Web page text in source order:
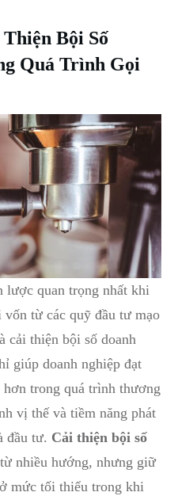
Bội Số
Quá Trình Gọi
lược quan trọng nhất khi
từ các quỹ đầu tư mạo
cải thiện bội số doanh
giúp doanh nghiệp đạt
trong quá trình thương
vị thế và tiềm năng phát
đầu tư. Cải thiện bội số
nhiều hướng, nhưng giữ
mức tối thiểu trong khi